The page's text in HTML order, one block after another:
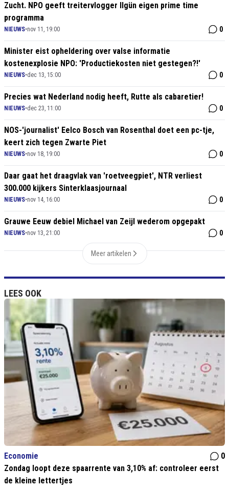
Zucht. NPO geeft treitervlogger Ilgün eigen prime time
programma
NIEUWS•nov 11, 19:00 0
Minister eist opheldering over valse informatie
kostenexplosie NPO: 'Productiekosten niet gestegen?!'
NIEUWS•dec 13, 15:00 0
Precies wat Nederland nodig heeft, Rutte als cabaretier!
NIEUWS•dec 23, 11:00 0
NOS-'journalist' Eelco Bosch van Rosenthal doet een pc-tje,
keert zich tegen Zwarte Piet
NIEUWS•nov 18, 19:00 0
Daar gaat het draagvlak van 'roetveegpiet', NTR verliest
300.000 kijkers Sinterklaasjournaal
NIEUWS•nov 14, 16:00 0
Grauwe Eeuw debiel Michael van Zeijl wederom opgepakt
NIEUWS•nov 13, 21:00 0
Meer artikelen
LEES OOK
Economie
0
Zondag loopt deze spaarrente van 3,10% af: controleer eerst
de kleine lettertjes